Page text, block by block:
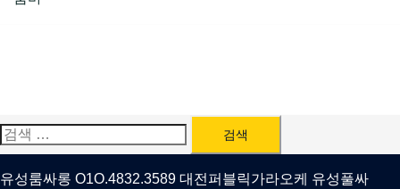
검
색:
유성룸싸롱 O1O.4832.3589 대전퍼블릭가라오케 유성풀싸